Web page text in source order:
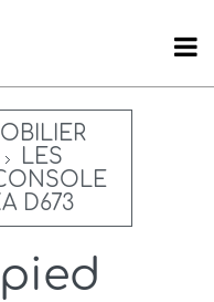
LES
D673